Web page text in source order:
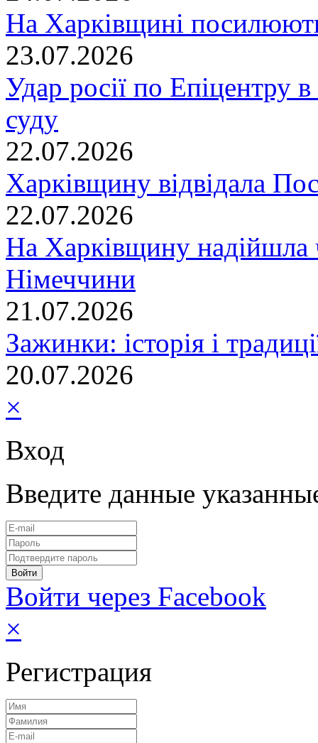
На Харківщині
23.07.2026
Удар росії по Епіцентру
суду
22.07.2026
Харківщину відвідала
22.07.2026
На Харківщину надійшла
Німеччини
21.07.2026
Зажинки: історія і
20.07.2026
×
Вход
Введите данные
Войти через Facebook
×
Регистрация